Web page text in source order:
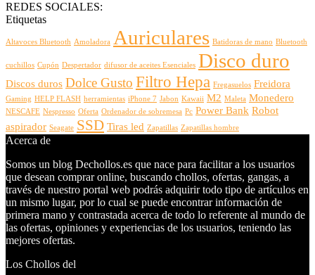
REDES SOCIALES:
Etiquetas
Altavoces Bluetooth Amoladora Auriculares Batidoras de mano Bluetooth
cuchillos Cupón Despertador difusor de aceites Esenciales Disco duro
Discos duros Dolce Gusto Filtro Hepa Fregasuelos Freidora
Gaming HELP FLASH herramientas iPhone 7 Jabon Kawaii M2 Maleta Monedero
NESCAFE Nespresso Oferta Ordenador de sobremesa Pc Power Bank Robot
aspirador Seagate SSD Tiras led Zapatillas Zapatillas hombre
Acerca de
Somos un blog Dechollos.es que nace para facilitar a los usuarios
que desean comprar online, buscando chollos, ofertas, gangas, a
través de nuestro portal web podrás adquirir todo tipo de artículos en
un mismo lugar, por lo cual se puede encontrar información de
primera mano y contrastada acerca de todo lo referente al mundo de
las ofertas, opiniones y experiencias de los usuarios, teniendo las
mejores ofertas.
Los Chollos del